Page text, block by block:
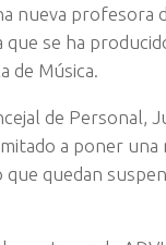
nueva profesora
se ha
de Música.
de Personal,
a poner una
quedan